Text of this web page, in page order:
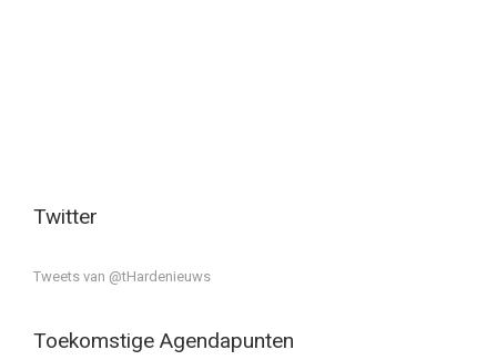
Twitter
Tweets van @tHardenieuws
Toekomstige Agendapunten